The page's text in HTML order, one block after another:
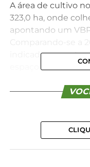
A área de cultivo
323,0 ha, onde
apontando um
indicadores
espaço cultivado
O Núcleo
cultivada e 31,2%
seguido de
participam com